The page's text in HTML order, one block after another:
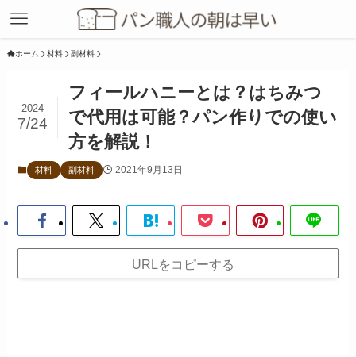
ホーム 材料 副材料
フィールハニーとは？はちみつ
で代用は可能？パン作りでの使い
方を解説！
2024
7/24
材料 副材料 2021年9月13日
URLをコピーする